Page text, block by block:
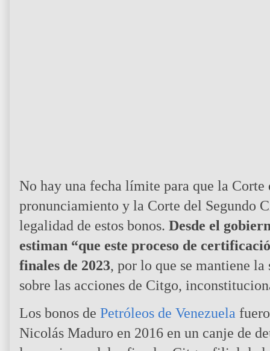
No hay una fecha límite para que la
pronunciamiento y la Corte del Segundo
legalidad de estos bonos. Desde el
estiman “que este proceso de
finales de 2023, por lo que se mantiene
sobre las acciones de Citgo,
Los bonos de Petróleos de Venezuela
Nicolás Maduro en 2016 en un canje de